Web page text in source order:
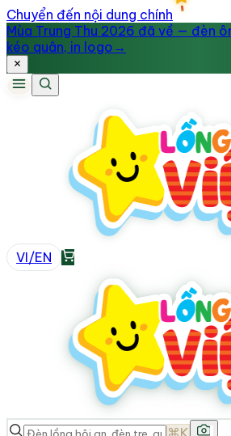
Chuyển đến nội dung chính
Mùa Trung Thu 2026 đã về — đèn
kéo quân, in logo →
VI/EN
⌘K